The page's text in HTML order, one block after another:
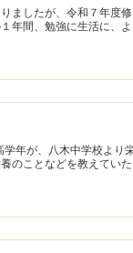
ましたが、令和７年度
年間、勉強に生活に、
年が、八木中学校より
のことなどを教えてい